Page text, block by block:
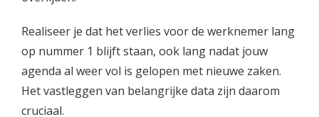
Realiseer je dat het verlies voor de werknemer lang
op nummer 1 blijft staan, ook lang nadat jouw
agenda al weer vol is gelopen met nieuwe zaken.
Het vastleggen van belangrijke data zijn daarom
cruciaal.